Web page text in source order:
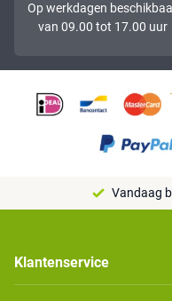
Op werkdagen
van 09.00 tot 17.00 uur
Vandaag
Klantenservice